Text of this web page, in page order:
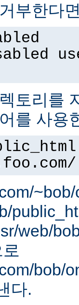
부한다
토리를
를 사용
web/
bob/
다.